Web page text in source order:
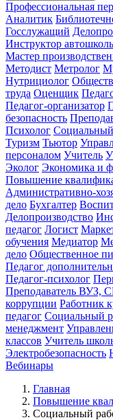
Профессиональная
Аналитик
Госслужащий
Инструктор
Мастер
Методист Метролог
Нутрициолог
труда Оценщик
Педагог-организатор
безопасность
Психолог Социальный
Туризм Тьютор
персоналом Учитель
Эколог Экономика и
Повышение
Административно-
дело Бухгалтер
Делопроизводство
педагог Логист
обучения Медиатор
дело Общественное
Педагог
Педагог-психолог
Преподаватель ВУЗ,
коррупции Работник
педагог Социальный
менеджмент
классов Учитель
Электробезопасность
Вебинары
Главная
Повышение
Социальный